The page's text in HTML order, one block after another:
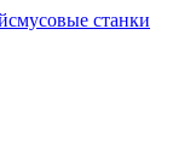
станки